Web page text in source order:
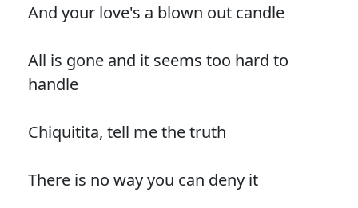
And your love's a blown out candle
All is gone and it seems too hard to
handle
Chiquitita, tell me the truth
There is no way you can deny it